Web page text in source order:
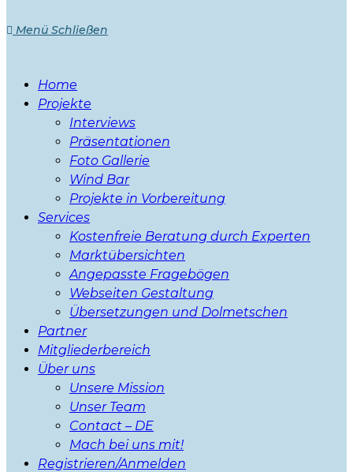
Menü Schließen
Home
Projekte
Interviews
Präsentationen
Foto Gallerie
Wind Bar
Projekte in Vorbereitung
Services
Kostenfreie Beratung durch Experten
Marktübersichten
Angepasste Fragebögen
Webseiten Gestaltung
Übersetzungen und Dolmetschen
Partner
Mitgliederbereich
Über uns
Unsere Mission
Unser Team
Contact – DE
Mach bei uns mit!
Registrieren/Anmelden